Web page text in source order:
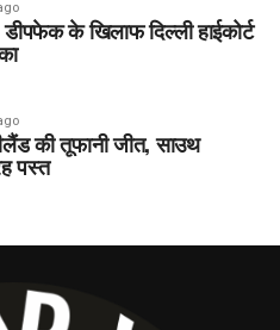
के खिलाफ दिल्ली हाईकोर्ट
की तूफानी जीत, साउथ
पस्त